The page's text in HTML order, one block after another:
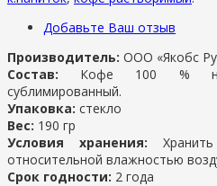
Добавьте Ваш отзыв
Производитель: ООО «Якобс
Состав: Кофе 100 %
сублимированный.
Упаковка: стекло
Вес: 190 гр
Условия хранения:
относительной влажностью
Срок годности: 2 года